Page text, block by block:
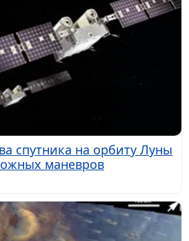
спутника на орбиту Луны
маневров